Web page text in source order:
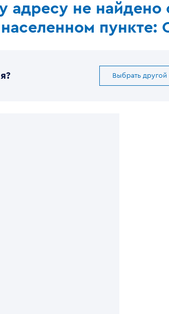
адресу не
пункте:
? Выбрать другой